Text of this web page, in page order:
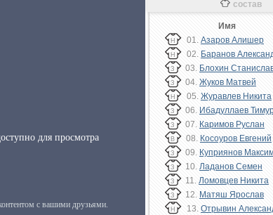
состав
Имя
Н 01. Азаров Алишер
Н 02. Баранов
З 03. Блохин
З 04. Жуков Матвей
Н 05. Журавлев Никита
З 06. Ибадуллаев
З 07. Каримов Руслан
В 08. Косоуров Евгений
З 09. Куприянов
З 10. Ладанов Семен
З 11. Ломовцев Никита
З 12. Матяш Ярослав
Н 13. Отрывин